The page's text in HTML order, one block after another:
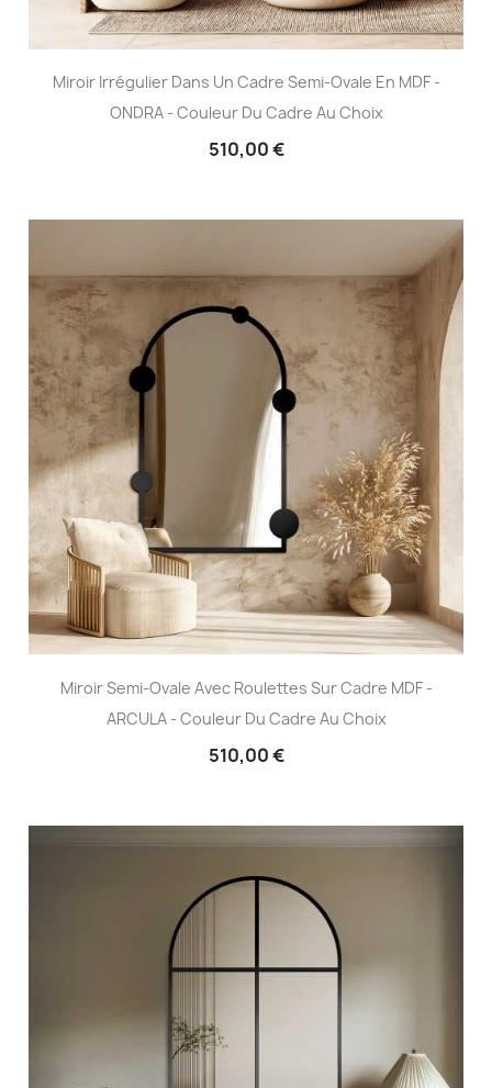
Miroir Irrégulier Dans Un Cadre Semi-Ovale En MDF -
ONDRA - Couleur Du Cadre Au Choix
510,00 €
Miroir Semi-Ovale Avec Roulettes Sur Cadre MDF -
ARCULA - Couleur Du Cadre Au Choix
510,00 €